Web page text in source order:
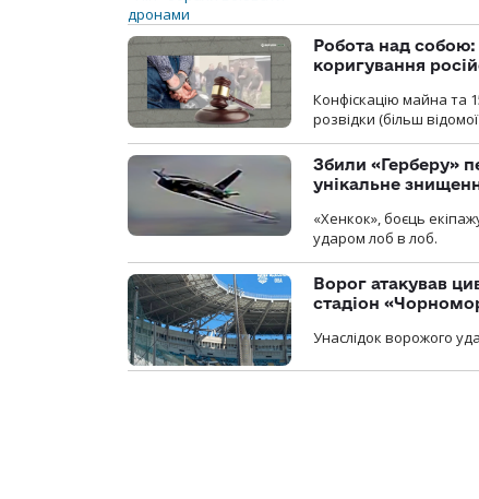
Робота над собою:
коригування
Конфіскацію майна та
розвідки (більш відомої
Збили «Герберу»
унікальне
«Хенкок», боєць
ударом лоб в лоб.
Ворог атакував
стадіон
Унаслідок ворожого